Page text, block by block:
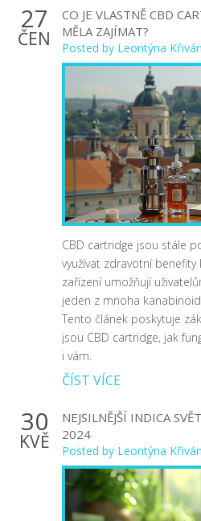
27
ČEN
CO JE VLASTNĚ CBD
MĚLA ZAJÍMAT?
Posted by Leontýna
CBD cartridge jsou stále
využívat zdravotní
zařízení umožňují
jeden z mnoha
Tento článek poskytuje
jsou CBD cartridge, jak
i vám.
ČÍST VÍCE
30
KVĚ
NEJSILNĚJŠÍ INDICA
2024
Posted by Leontýna